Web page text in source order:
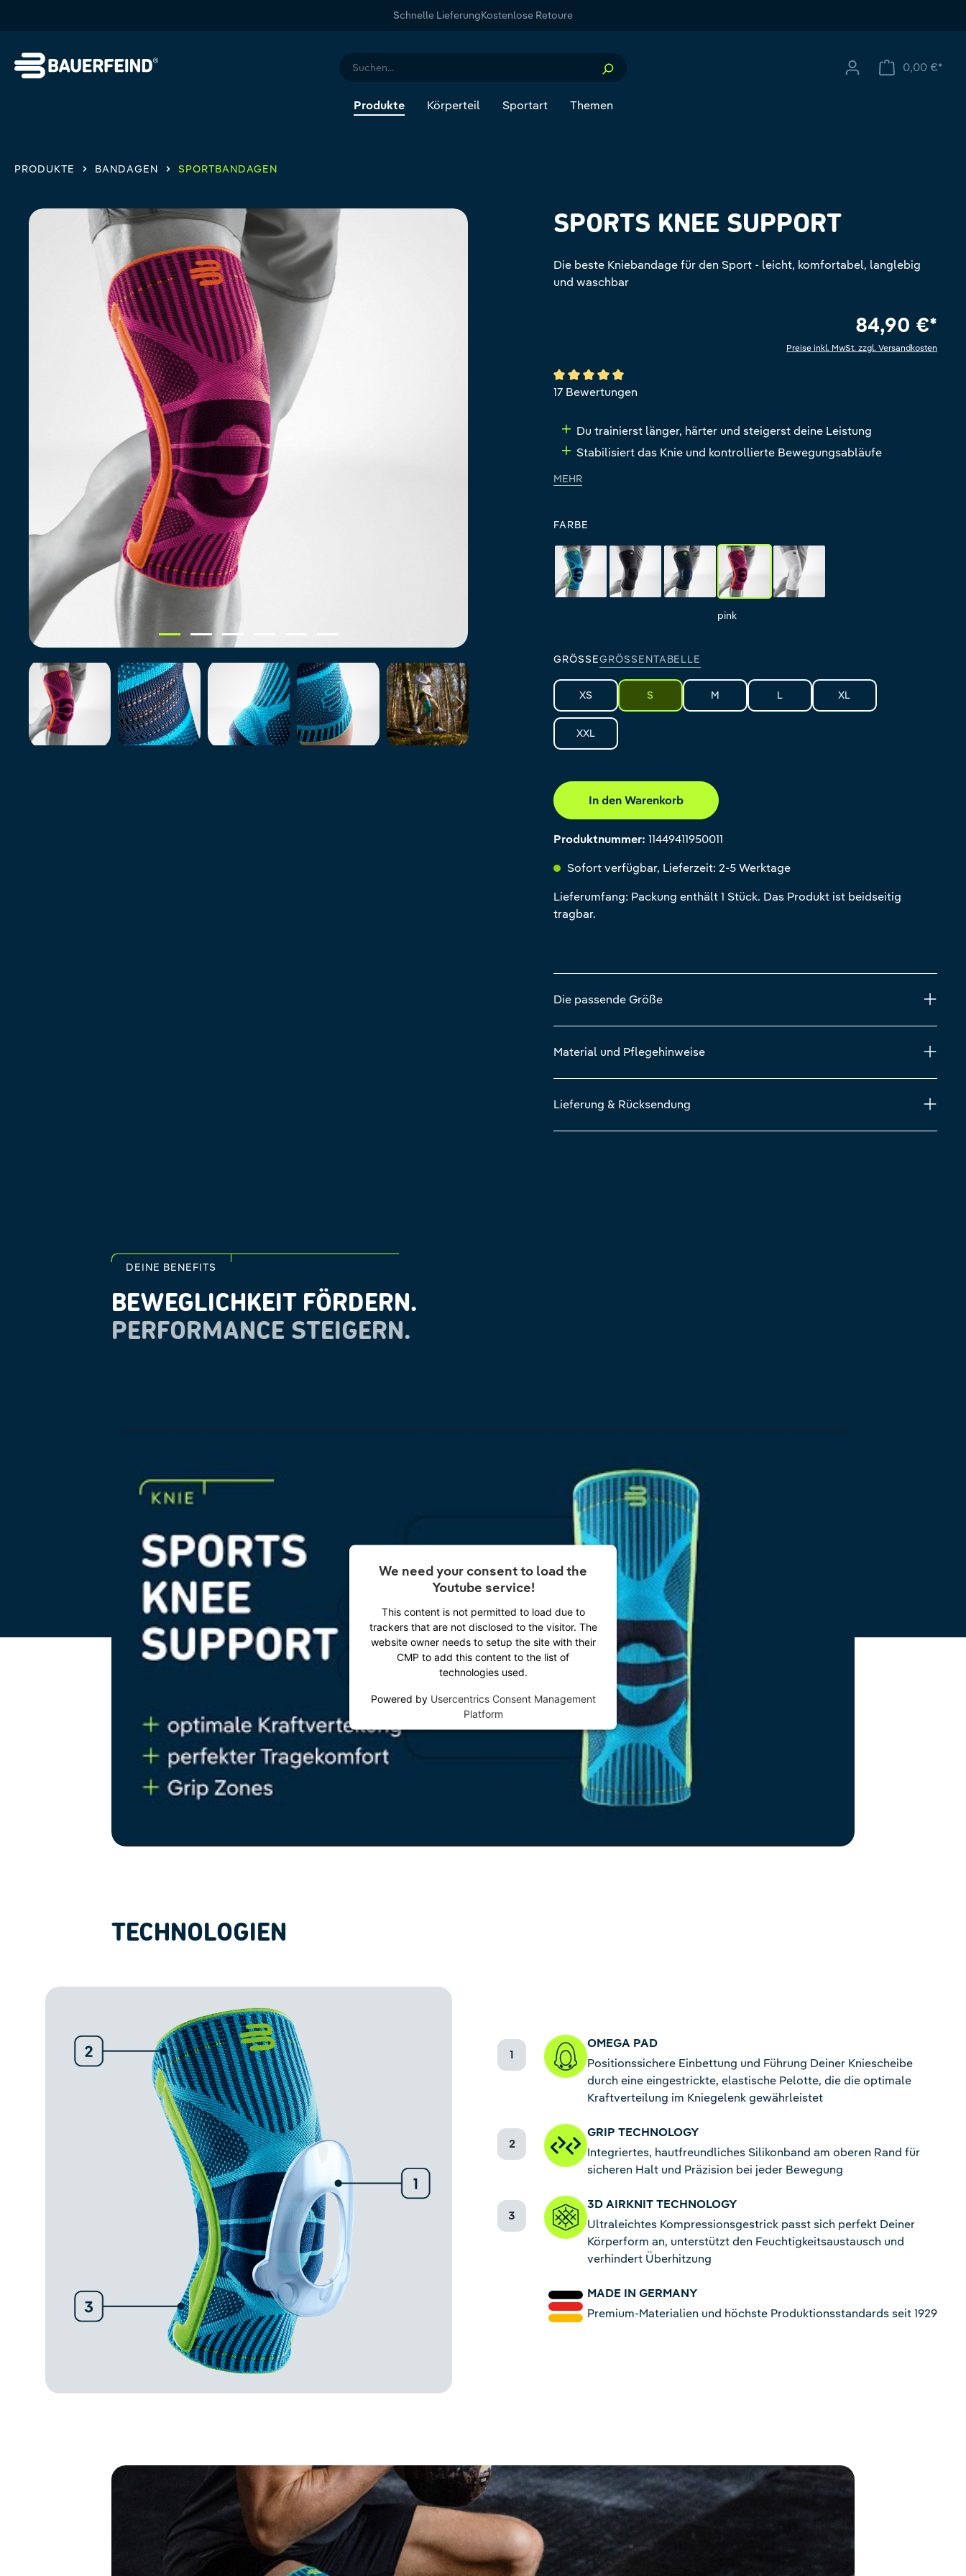
Schnelle LieferungKostenlose Retoure
Produkte Körperteil Sportart Themen
0,00 €*
PRODUKTE BANDAGEN SPORTBANDAGEN
SPORTS KNEE SUPPORT
Die beste Kniebandage für den Sport - leicht, komfortabel, langlebig
und waschbar
84,90 €*
Preise inkl. MwSt. zzgl. Versandkosten
Durchschnittliche Bewertung von 5 von 5 Sternen
17 Bewertungen
Du trainierst länger, härter und steigerst deine Leistung
Stabilisiert das Knie und kontrollierte Bewegungsabläufe
MEHR
FARBE
rivera all-black black pink
pink
all-white
GRÖSSE GRÖSSENTABELLE
XS S M L XL
XXL
In den Warenkorb
Produktnummer: 11449411950011
Sofort verfügbar, Lieferzeit: 2-5 Werktage
Lieferumfang: Packung enthält 1 Stück. Das Produkt ist beidseitig
tragbar.
Die passende Größe
Material und Pflegehinweise
Lieferung & Rücksendung
DEINE BENEFITS
BEWEGLICHKEIT FÖRDERN.
PERFORMANCE STEIGERN.
We need your consent to load the
Youtube service!
This content is not permitted to load due to
trackers that are not disclosed to the visitor. The
website owner needs to setup the site with their
CMP to add this content to the list of
technologies used.
Powered by Usercentrics Consent Management
Platform
TECHNOLOGIEN
OMEGA PAD
Positionssichere Einbettung und Führung Deiner Kniescheibe
durch eine eingestrickte, elastische Pelotte, die die optimale
Kraftverteilung im Kniegelenk gewährleistet
GRIP TECHNOLOGY
Integriertes, hautfreundliches Silikonband am oberen Rand für
sicheren Halt und Präzision bei jeder Bewegung
3D AIRKNIT TECHNOLOGY
Ultraleichtes Kompressionsgestrick passt sich perfekt Deiner
Körperform an, unterstützt den Feuchtigkeitsaustausch und
verhindert Überhitzung
MADE IN GERMANY
Premium-Materialien und höchste Produktionsstandards seit 1929